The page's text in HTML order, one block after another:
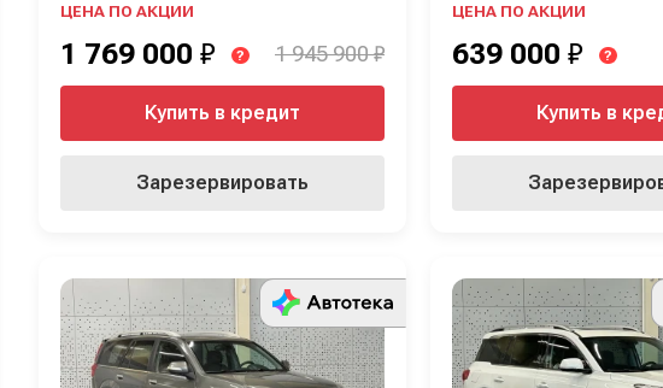
ЦЕНА ПО АКЦИИ
1 769 000 ₽ ? 1 945 900 ₽
Купить в кредит
Зарезервировать
ЦЕНА ПО АКЦИИ
639 000 ₽ ?
Купить в